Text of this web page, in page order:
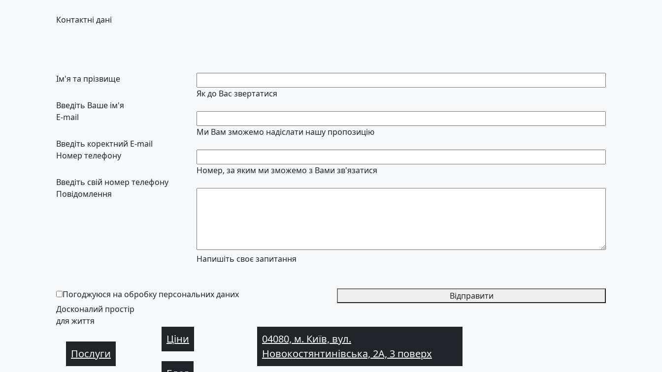
Контактні дані
Ім'я та прізвище
Як до Вас звертатися
Введіть Ваше ім'я
E-mail
Ми Вам зможемо надіслати нашу пропозицію
Введіть коректний E-mail
Номер телефону
Номер, за яким ми зможемо з Вами зв'язатися
Введіть свій номер телефону
Повідомлення
Напишіть своє запитання
Погоджуюся на обробку персональних даних
Відправити
Досконалий простір
для життя
Послуги
Ціни
04080, м. Київ, вул.
Новокостянтинівська, 2А, 3 поверх